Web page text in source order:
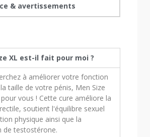
& avertissements
XL est-il fait pour moi ?
à améliorer votre fonction
taille de votre pénis, Men Size
vous ! Cette cure améliore la
soutient l'équilibre sexuel
physique ainsi que la
de testostérone.